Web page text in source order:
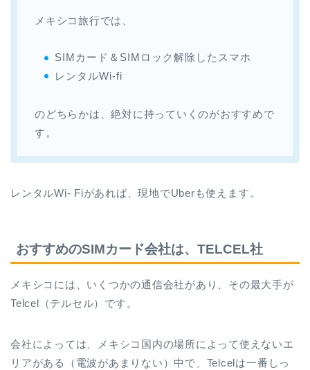
メキシコ旅行では、
SIMカード＆SIMロック解除したスマホ
レンタルWi-fi
のどちらかは、絶対に持っていくのがおすすめで
す。
レンタルWi- Fiがあれば、現地でUberも使えます。
おすすめのSIMカード会社は、TELCEL社
メキシコには、いくつかの通信会社があり、その最大手が
Telcel（テルセル）です。
会社によっては、メキシコ国内の場所によって使えないエ
リアがある（電波があまりない）中で、Telcelは一番しっ